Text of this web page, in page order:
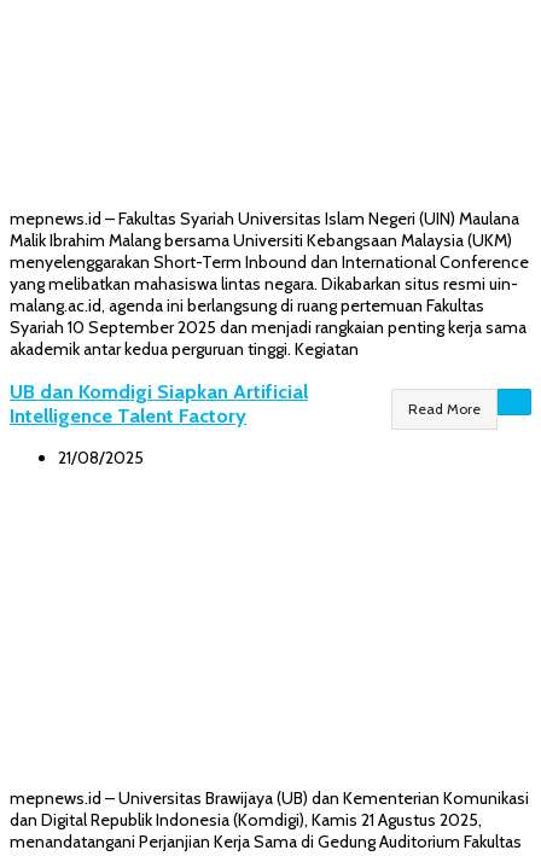
mepnews.id – Fakultas Syariah Universitas Islam Negeri (UIN) Maulana
Malik Ibrahim Malang bersama Universiti Kebangsaan Malaysia (UKM)
menyelenggarakan Short-Term Inbound dan International Conference
yang melibatkan mahasiswa lintas negara. Dikabarkan situs resmi uin-
malang.ac.id, agenda ini berlangsung di ruang pertemuan Fakultas
Syariah 10 September 2025 dan menjadi rangkaian penting kerja sama
akademik antar kedua perguruan tinggi. Kegiatan
Read More
UB dan Komdigi Siapkan Artificial
Intelligence Talent Factory
21/08/2025
mepnews.id – Universitas Brawijaya (UB) dan Kementerian Komunikasi
dan Digital Republik Indonesia (Komdigi), Kamis 21 Agustus 2025,
menandatangani Perjanjian Kerja Sama di Gedung Auditorium Fakultas